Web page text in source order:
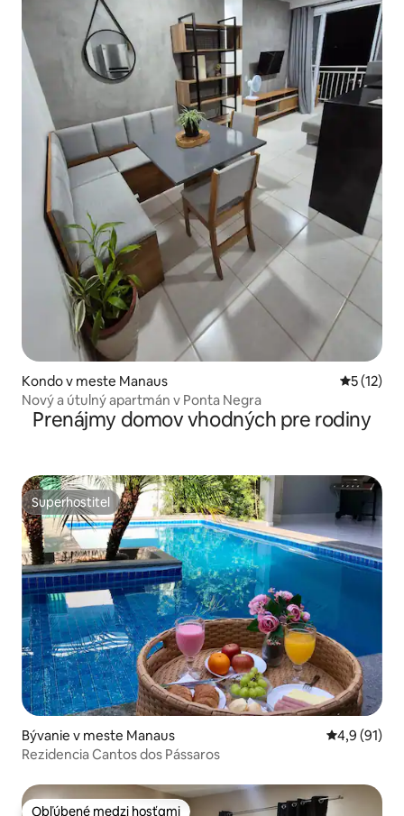
Kondo v meste Manaus
5 (12)
Nový a útulný apartmán v Ponta Negra
Prenájmy domov vhodných pre rodiny
Superhostiteľ
Superhostiteľ
Bývanie v meste Manaus Priemerné
4,9 (91)
Rezidencia Cantos dos Pássaros
Obľúbené medzi hosťami